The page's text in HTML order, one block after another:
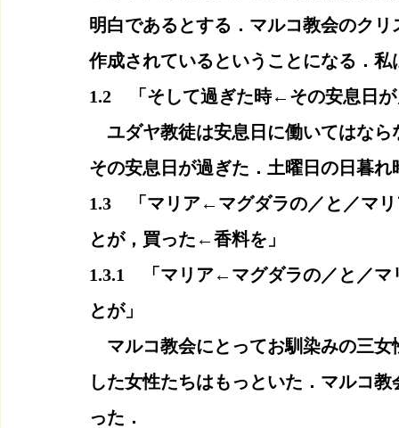
明白であるとする．マルコ教会のク
作成されているということになる．
1.2　「そして過ぎた時←その安息日
ユダヤ教徒は安息日に働いてはなら
その安息日が過ぎた．土曜日の日暮
1.3　「マリア←マグダラの／と／マ
とが，買った←香料を」
1.3.1　「マリア←マグダラの／と／
とが」
マルコ教会にとってお馴染みの三女
した女性たちはもっといた．マルコ
った．